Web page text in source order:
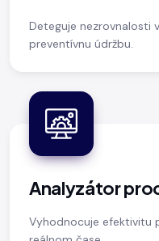
Deteguje nezrovnalosti
preventívnu údržbu.
Analyzátor
Vyhodnocuje efektivitu